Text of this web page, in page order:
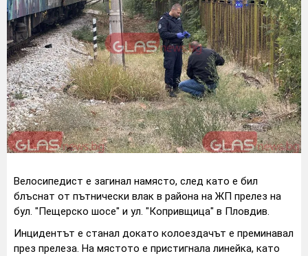
Велосипедист е загинал намясто, след като е бил
блъснат от пътнически влак в района на ЖП прелез на
бул. "Пещерско шосе" и ул. "Копривщица" в Пловдив.
Инцидентът е станал докато колоездачът е преминавал
през прелеза. На мястото е пристигнала линейка, като